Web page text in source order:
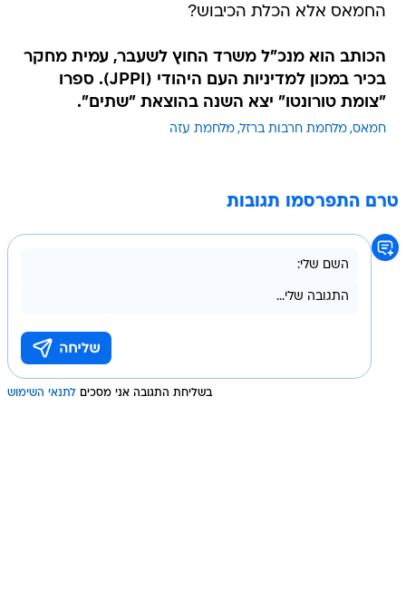
החמאס אלא הכלת הכיבוש?
הכותב הוא מנכ"ל משרד החוץ לשעבר, עמית מחקר
בכיר במכון למדיניות העם היהודי (JPPI). ספרו
"צומת טורונטו" יצא השנה בהוצאת "שתים".
חמאס מלחמת חרבות ברזל מלחמת עזה
טרם התפרסמו תגובות
בשליחת התגובה אני מסכים לתנאי השימוש